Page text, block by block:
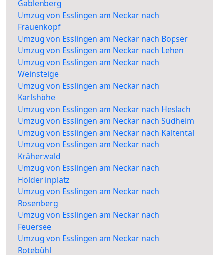
Gablenberg
Umzug von Esslingen am Neckar nach
Frauenkopf
Umzug von Esslingen am Neckar nach Bopser
Umzug von Esslingen am Neckar nach Lehen
Umzug von Esslingen am Neckar nach
Weinsteige
Umzug von Esslingen am Neckar nach
Karlshöhe
Umzug von Esslingen am Neckar nach Heslach
Umzug von Esslingen am Neckar nach Südheim
Umzug von Esslingen am Neckar nach Kaltental
Umzug von Esslingen am Neckar nach
Kräherwald
Umzug von Esslingen am Neckar nach
Hölderlinplatz
Umzug von Esslingen am Neckar nach
Rosenberg
Umzug von Esslingen am Neckar nach
Feuersee
Umzug von Esslingen am Neckar nach
Rotebühl